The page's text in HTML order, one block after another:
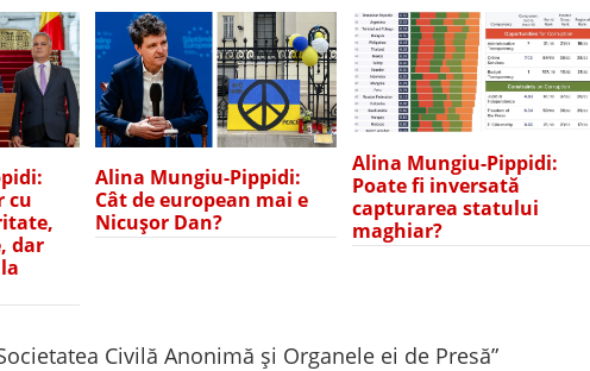
cu
dar
Alina Mungiu-Pippidi:
Cât de european mai e
Nicușor Dan?
Alina Mungiu-Pippidi:
Poate fi inversată
capturarea statului
maghiar?
Civilă Anonimă și Organele ei de Presă”